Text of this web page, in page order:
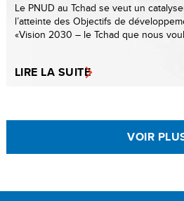
Le PNUD au Tchad se veut un
l’atteinte des Objectifs de
«Vision 2030 – le Tchad que nous
LIRE LA SUITE
VOIR